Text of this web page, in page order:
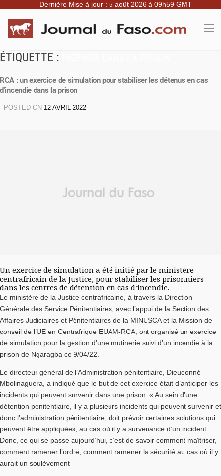
Dernière Mise à jour : 5 août 2026 à 09h59 GMT
ÉTIQUETTE :
RCA : un exercice de simulation pour stabiliser les détenus en cas
d’incendie dans la prison
POSTED ON 12 AVRIL 2022
Un exercice de simulation a été initié par le ministère
centrafricain de la Justice, pour stabiliser les prisonniers
dans les centres de détention en cas d’incendie.
Le ministère de la Justice centrafricaine, à travers la Direction
Générale des Service Pénitentiaires, avec l’appui de la Section des
Affaires Judiciaires et Pénitentiaires de la MINUSCA et la Mission de
conseil de l’UE en Centrafrique EUAM-RCA, ont organisé un exercice
de simulation pour la gestion d’une mutinerie suivi d’un incendie à la
prison de Ngaragba ce 9/04/22.
Le directeur général de l’Administration pénitentiaire, Dieudonné
Mbolinaguera, a indiqué que le but de cet exercice était d’anticiper les
incidents qui peuvent survenir dans une prison. « Au sein d’une
détention pénitentiaire, il y a plusieurs incidents qui peuvent survenir et
donc l’administration pénitentiaire, doit prévoir certaines solutions qui
peuvent être appliquées, au cas où il y a survenance d’un incident.
Donc, ce qui se passe aujourd’hui, c’est de savoir comment maîtriser,
comment ramener l’ordre, comment ramener la sécurité au cas où il y
aurait un soulèvement